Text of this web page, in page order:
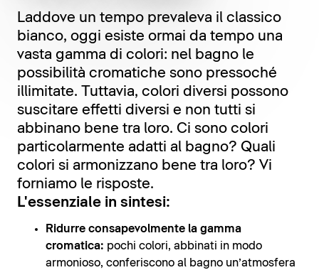
Laddove un tempo prevaleva il classico
bianco, oggi esiste ormai da tempo una
vasta gamma di colori: nel bagno le
possibilità cromatiche sono pressoché
illimitate. Tuttavia, colori diversi possono
suscitare effetti diversi e non tutti si
abbinano bene tra loro. Ci sono colori
particolarmente adatti al bagno? Quali
colori si armonizzano bene tra loro? Vi
forniamo le risposte.
L'essenziale in sintesi:
Ridurre consapevolmente la gamma
cromatica: pochi colori, abbinati in modo
armonioso, conferiscono al bagno un’atmosfera